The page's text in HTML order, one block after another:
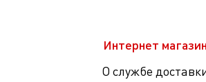
Интернет магазин
О службе